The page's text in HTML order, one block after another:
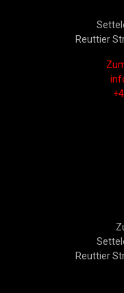
Reuttier
Reuttier